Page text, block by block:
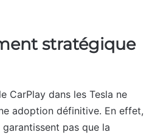
stratégique
CarPlay dans les Tesla ne
adoption définitive. En effet,
pas que la